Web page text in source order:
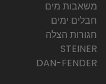
משאבות מים
חבלים ימים
חגורות הצלה
STEINER
DAN-FENDER